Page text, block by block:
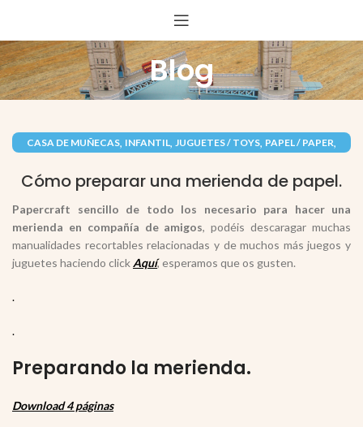
Blog
CASA DE MUÑECAS, INFANTIL, JUGUETES / TOYS, PAPEL / PAPER,
Cómo preparar una merienda de papel.
Papercraft sencillo de todo los necesario para hacer una
merienda en compañía de amigos, podéis descaragar muchas
manualidades recortables relacionadas y de muchos más juegos y
juguetes haciendo click Aquí, esperamos que os gusten.
.
.
Preparando la merienda.
Download 4 páginas